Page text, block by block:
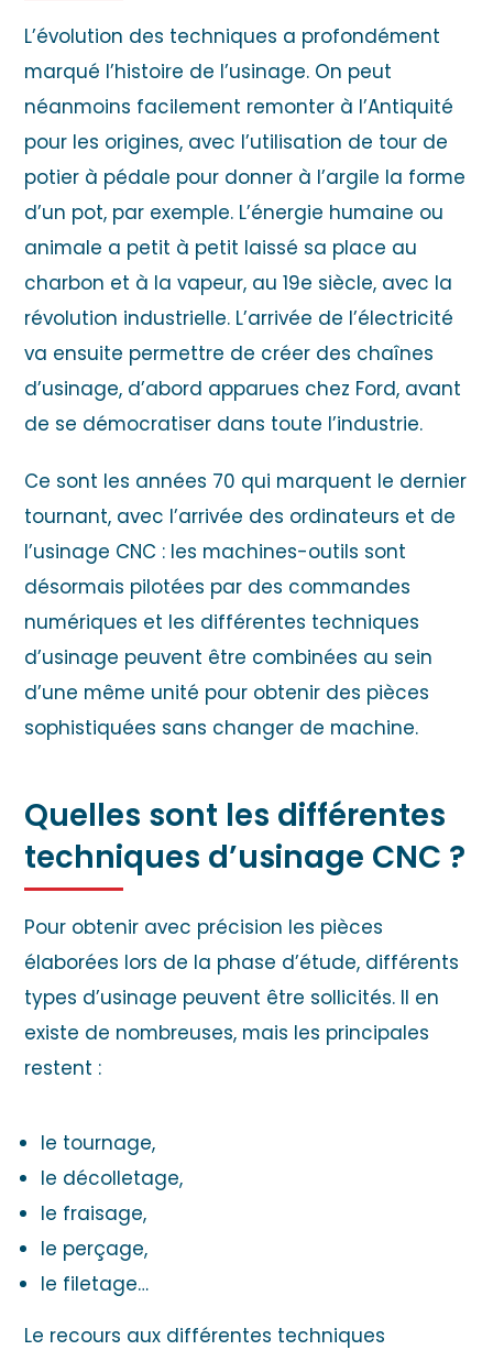
L’évolution des techniques a profondément
marqué l’histoire de l’usinage. On peut
néanmoins facilement remonter à l’Antiquité
pour les origines, avec l’utilisation de tour de
potier à pédale pour donner à l’argile la forme
d’un pot, par exemple. L’énergie humaine ou
animale a petit à petit laissé sa place au
charbon et à la vapeur, au 19e siècle, avec la
révolution industrielle. L’arrivée de l’électricité
va ensuite permettre de créer des chaînes
d’usinage, d’abord apparues chez Ford, avant
de se démocratiser dans toute l’industrie.
Ce sont les années 70 qui marquent le dernier
tournant, avec l’arrivée des ordinateurs et de
l’usinage CNC : les machines-outils sont
désormais pilotées par des commandes
numériques et les différentes techniques
d’usinage peuvent être combinées au sein
d’une même unité pour obtenir des pièces
sophistiquées sans changer de machine.
Quelles sont les différentes
techniques d’usinage CNC ?
Pour obtenir avec précision les pièces
élaborées lors de la phase d’étude, différents
types d’usinage peuvent être sollicités. Il en
existe de nombreuses, mais les principales
restent :
le tournage,
le décolletage,
le fraisage,
le perçage,
le filetage…
Le recours aux différentes techniques